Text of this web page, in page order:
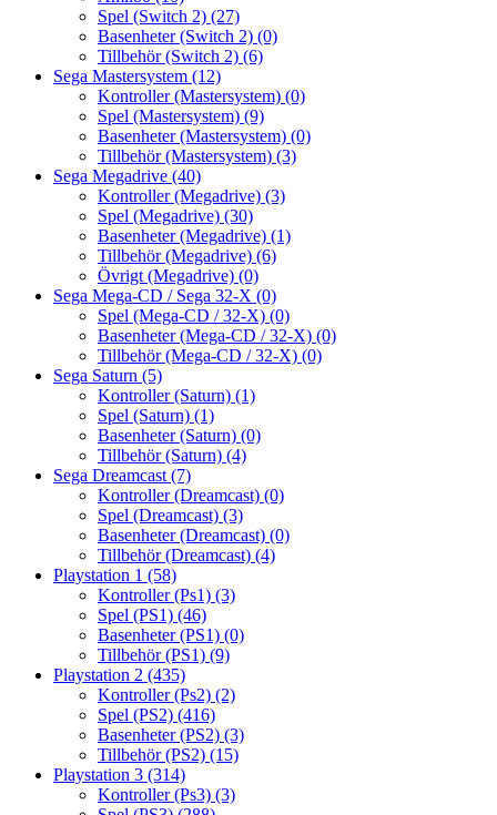
Spel (Switch 2) (27)
Basenheter (Switch 2) (0)
Tillbehör (Switch 2) (6)
Sega Mastersystem (12)
Kontroller (Mastersystem) (0)
Spel (Mastersystem) (9)
Basenheter (Mastersystem) (0)
Tillbehör (Mastersystem) (3)
Sega Megadrive (40)
Kontroller (Megadrive) (3)
Spel (Megadrive) (30)
Basenheter (Megadrive) (1)
Tillbehör (Megadrive) (6)
Övrigt (Megadrive) (0)
Sega Mega-CD / Sega 32-X (0)
Spel (Mega-CD / 32-X) (0)
Basenheter (Mega-CD / 32-X) (0)
Tillbehör (Mega-CD / 32-X) (0)
Sega Saturn (5)
Kontroller (Saturn) (1)
Spel (Saturn) (1)
Basenheter (Saturn) (0)
Tillbehör (Saturn) (4)
Sega Dreamcast (7)
Kontroller (Dreamcast) (0)
Spel (Dreamcast) (3)
Basenheter (Dreamcast) (0)
Tillbehör (Dreamcast) (4)
Playstation 1 (58)
Kontroller (Ps1) (3)
Spel (PS1) (46)
Basenheter (PS1) (0)
Tillbehör (PS1) (9)
Playstation 2 (435)
Kontroller (Ps2) (2)
Spel (PS2) (416)
Basenheter (PS2) (3)
Tillbehör (PS2) (15)
Playstation 3 (314)
Kontroller (Ps3) (3)